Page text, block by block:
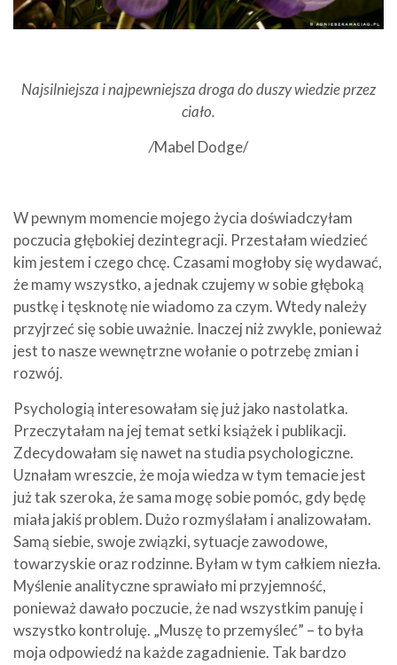
Najsilniejsza i najpewniejsza droga do duszy wiedzie przez
ciało.
/Mabel Dodge/
W pewnym momencie mojego życia doświadczyłam
poczucia głębokiej dezintegracji. Przestałam wiedzieć
kim jestem i czego chcę. Czasami mogłoby się wydawać,
że mamy wszystko, a jednak czujemy w sobie głęboką
pustkę i tęsknotę nie wiadomo za czym. Wtedy należy
przyjrzeć się sobie uważnie. Inaczej niż zwykle, ponieważ
jest to nasze wewnętrzne wołanie o potrzebę zmian i
rozwój.
Psychologią interesowałam się już jako nastolatka.
Przeczytałam na jej temat setki książek i publikacji.
Zdecydowałam się nawet na studia psychologiczne.
Uznałam wreszcie, że moja wiedza w tym temacie jest
już tak szeroka, że sama mogę sobie pomóc, gdy będę
miała jakiś problem. Dużo rozmyślałam i analizowałam.
Samą siebie, swoje związki, sytuacje zawodowe,
towarzyskie oraz rodzinne. Byłam w tym całkiem niezła.
Myślenie analityczne sprawiało mi przyjemność,
ponieważ dawało poczucie, że nad wszystkim panuję i
wszystko kontroluję. „Muszę to przemyśleć” – to była
moja odpowiedź na każde zagadnienie. Tak bardzo